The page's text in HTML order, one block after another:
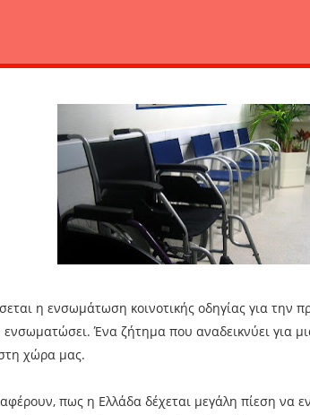
η ενσωμάτωση κοινοτικής οδηγίας για την
ενσωματώσει. Ένα ζήτημα που αναδεικνύει για
χώρα μας.
πως η Ελλάδα δέχεται μεγάλη πίεση να